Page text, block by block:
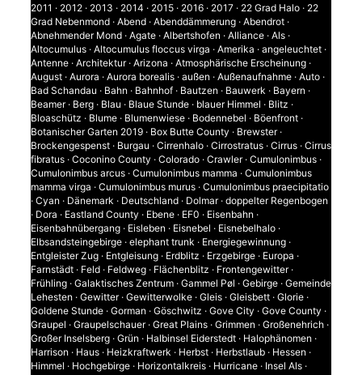
2011 · 2012 · 2013 · 2014 · 2015 · 2016 · 2017 · 22 Grad Halo · 22
Grad Nebenmond · Abend · Abenddämmerung · Abendrot ·
Abnehmender Mond · Agate · Albertshofen · Alliance · Als ·
Altocumulus · Altocumulus floccus virga · Amerika · angeleuchtet ·
Antenne · Architektur· Arizona · Atmosphärische Erscheinung ·
August · Aurora · Aurora borealis · außen · Außenaufnahme · Auto ·
Bad Schandau · Bahn · Bahnhof · Bautzen · Bauwerk · Bayern ·
Beamer· Berg · Blau · Blaue Stunde · blauer Himmel · Blitz ·
Bloaschütz · Blume · Blumenwiese · Bodennebel · Böenfront ·
Botanischer Garten 2019 · Box Butte County · Brewster·
Brockengespenst · Burgau · Cirrenhalo · Cirrostratus · Cirrus · Cirrus
fibratus · Coconino County · Colorado · Crawler· Cumulonimbus ·
Cumulonimbus arcus · Cumulonimbus mamma · Cumulonimbus
mamma virga · Cumulonimbus murus · Cumulonimbus praecipitatio
· Cyan · Dänemark · Deutschland · Dolmar· doppelter Regenbogen
· Dora · Eastland County · Ebene · EF0 · Eisenbahn ·
Eisenbahnübergang · Eisleben · Eisnebel · Eisnebelhalo ·
Elbsandsteingebirge · elephant trunk · Energiegewinnung ·
Entgleister Zug · Entgleisung · Erdblitz · Erzgebirge · Europa ·
Farnstädt · Feld · Feldweg · Flächenblitz · Frontengewitter·
Frühling · Galaktisches Zentrum · Gammel Pøl · Gebirge · Gemeinde
Lehesten · Gewitter· Gewitterwolke · Gleis · Gleisbett · Glorie ·
Goldene Stunde · Gorman · Göschwitz · Gove City · Gove County ·
Graupel · Graupelschauer· Great Plains · Grimmen · Großenehrich ·
Großer Inselsberg · Grün · Halbinsel Eiderstedt · Halophänomen ·
Harrison · Haus · Heizkraftwerk · Herbst · Herbstlaub · Hessen ·
Himmel · Hochgebirge · Horizontalkreis · Hurricane · Insel Als ·